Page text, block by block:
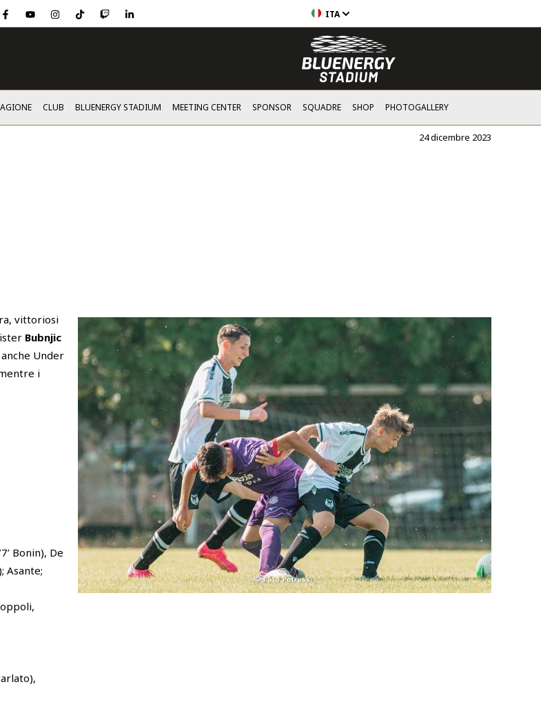
facebook
youtubeinstagram
tiktoktwitchlinkedin ITA
CLUB BLUENERGY STADIUM MEETING CENTER SPONSOR SQUADRE SHOP PHOTOGALLERY
24 dicembre 2023
vittoriosi
Bubnjic
Under
i
Bonin), De
Asante;